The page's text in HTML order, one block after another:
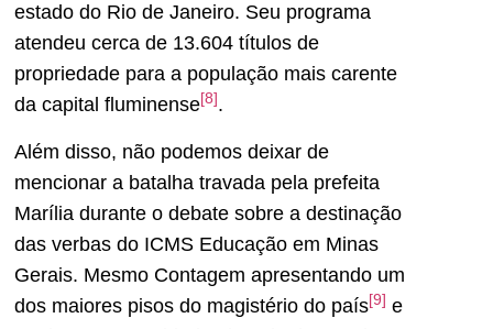
estado do Rio de Janeiro. Seu programa
atendeu cerca de 13.604 títulos de
propriedade para a população mais carente
da capital fluminense[8] .
Além disso, não podemos deixar de
mencionar a batalha travada pela prefeita
Marília durante o debate sobre a destinação
das verbas do ICMS Educação em Minas
Gerais. Mesmo Contagem apresentando um
dos maiores pisos do magistério do país[9] e